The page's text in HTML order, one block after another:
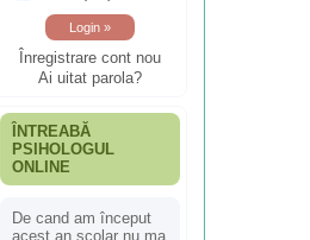
Înregistrare cont nou
Ai uitat parola?
ÎNTREABĂ
PSIHOLOGUL
ONLINE
De cand am început
acest an scolar nu ma